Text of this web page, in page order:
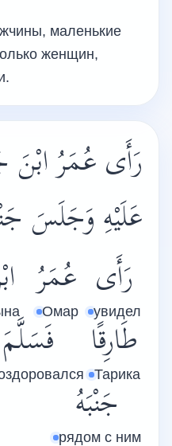
маленькие
женщин,
رَأَى عُمَرُ ابْنَ
عَلَيْهِ وَجَلَسَ
رَأَى
увидел
عُمَرُ
Омар
طَارِقًا
Тарика
فَسَلَّمَ
جَنْبَهُ
рядом с ним